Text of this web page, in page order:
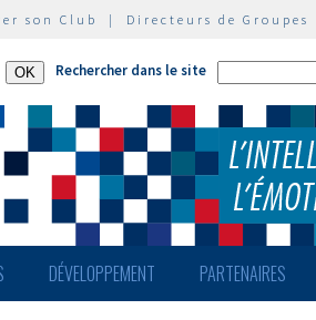
son Club | Directeurs de Groupes
Rechercher dans le site
DÉVELOPPEMENT PARTENAIRES